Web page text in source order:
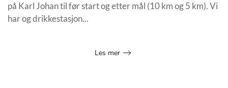
på Karl Johan til før start og etter mål (10 km og 5 km). Vi
har og drikkestasjon...
Les mer